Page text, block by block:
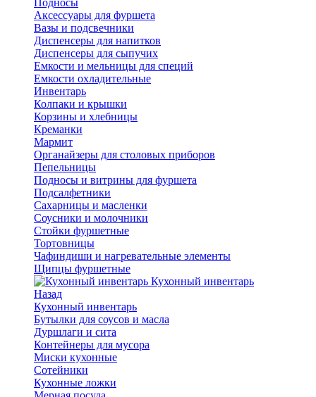
Аксессуары для фуршета
Вазы и подсвечники
Диспенсеры для напитков
Диспенсеры для сыпучих
Емкости и мельницы для специй
Емкости охладительные
Инвентарь
Колпаки и крышки
Корзины и хлебницы
Креманки
Мармит
Органайзеры для столовых приборов
Пепельницы
Подносы и витрины для фуршета
Подсалфетники
Сахарницы и масленки
Соусники и молочники
Стойки фуршетные
Тортовницы
Чафиндиши и нагревательные элементы
Щипцы фуршетные
Кухонный инвентарь
Назад
Кухонный инвентарь
Бутылки для соусов и масла
Дуршлаги и сита
Контейнеры для мусора
Миски кухонные
Сотейники
Кухонные ложки